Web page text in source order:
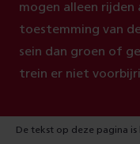
mogen alleen
toestemming van
sein dan groen of
trein er niet
De tekst op deze pagina